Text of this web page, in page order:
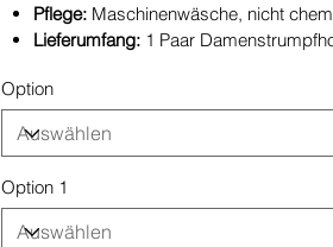
Pflege: Maschinenwäsche, nicht
Lieferumfang: 1 Paar
Option
Option 1